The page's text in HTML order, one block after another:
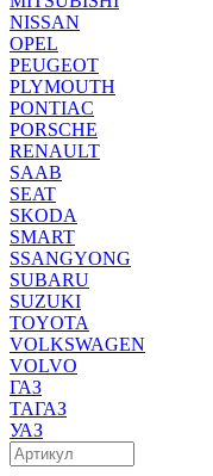
NISSAN
OPEL
PEUGEOT
PLYMOUTH
PONTIAC
PORSCHE
RENAULT
SAAB
SEAT
SKODA
SMART
SSANGYONG
SUBARU
SUZUKI
TOYOTA
VOLKSWAGEN
VOLVO
ГАЗ
ТАГАЗ
УАЗ